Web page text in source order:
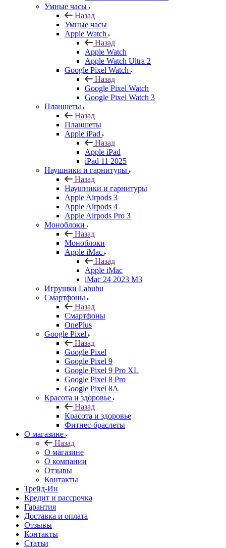
Умные часы
Назад
Умные часы
Apple Watch
Назад
Apple Watch
Apple Watch Ultra 2
Google Pixel Watch
Назад
Google Pixel Watch
Google Pixel Watch 3
Планшеты
Назад
Планшеты
Apple iPad
Назад
Apple iPad
iPad 11 2025
Наушники и гарнитуры
Назад
Наушники и гарнитуры
Apple Airpods 3
Apple Airpods 4
Apple Airpods Pro 3
Моноблоки
Назад
Моноблоки
Apple iMac
Назад
Apple iMac
iMac 24 2023 M3
Игрушки Labubu
Смартфоны
Назад
Смартфоны
OnePlus
Google Pixel
Назад
Google Pixel
Google Pixel 9
Google Pixel 9 Pro XL
Google Pixel 8 Pro
Google Pixel 8A
Красота и здоровье
Назад
Красота и здоровье
Фитнес-браслеты
О магазине
Назад
О магазине
О компании
Отзывы
Контакты
Трейд-Ин
Кредит и рассрочка
Гарантия
Доставка и оплата
Отзывы
Контакты
Статьи